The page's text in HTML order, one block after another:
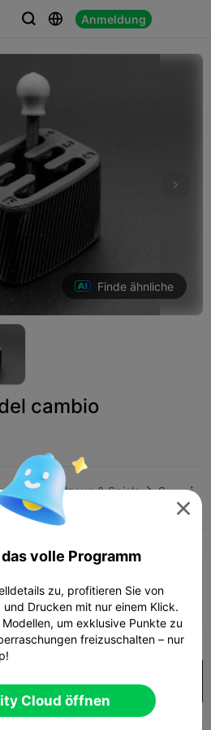
  Anmeldung
 
Finde ähnliche
cambio
Spielzeug & Spiele  Sonstige 
19s  1 plates  8.23g

volle Programm
zu, profitieren Sie von
Drucken mit nur einem Klick.
um exklusive Punkte zu
freizuschalten – nur
Cloud öffnen